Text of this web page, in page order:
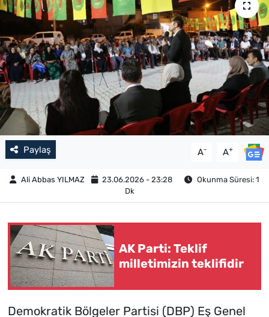
Paylaş A- A+
Ali Abbas YILMAZ 23.06.2026 - 23:28
Okunma Süresi: 1
Dk
AK Parti: Teklif
milletimizin teklifidir
Demokratik Bölgeler Partisi (DBP) Eş Genel